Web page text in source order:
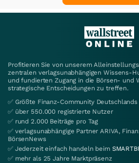
Profitieren Sie von unserem
zentralen verlagsunabhängigen Wissens-
und fundierten Zugang in die Börsen- und
strategische Entscheidungen zu treffen.
✅ Größte Finanz-Community Deutschlands
✅ über 550.000 registrierte Nutzer
✅ rund 2.000 Beiträge pro Tag
✅ verlagsunabhängige Partner ARIVA,
BörsenNews
✅ Jederzeit einfach handeln beim
✅ mehr als 25 Jahre Marktpräsenz